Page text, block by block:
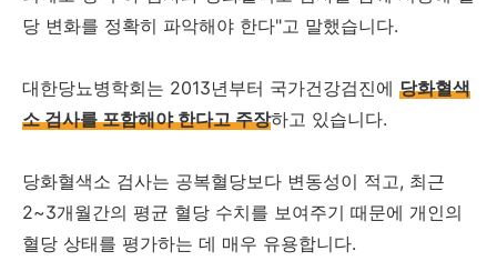
당 변화를 정확히 파악해야 한다"고 말했습니다.
대한당뇨병학회는 2013년부터 국가건강검진에 당화혈색
소 검사를 포함해야 한다고 주장하고 있습니다.
당화혈색소 검사는 공복혈당보다 변동성이 적고, 최근
2~3개월간의 평균 혈당 수치를 보여주기 때문에 개인의
혈당 상태를 평가하는 데 매우 유용합니다.